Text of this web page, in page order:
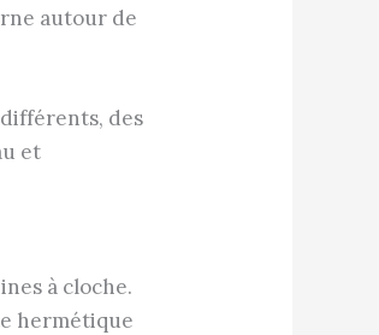
autour de
des
et
à cloche.
hermétique